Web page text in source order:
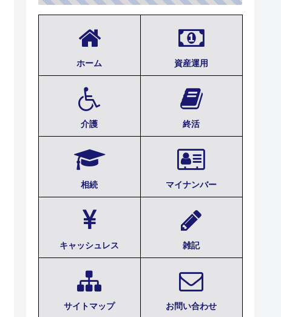
ホーム 資産運用
介護 終活
相続 マイナンバー
キャッシュレス 雑記
サイトマップ お問い合わせ